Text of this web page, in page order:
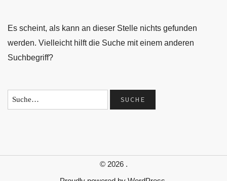
Es scheint, als kann an dieser Stelle nichts gefunden
werden. Vielleicht hilft die Suche mit einem anderen
Suchbegriff?
© 2026 .